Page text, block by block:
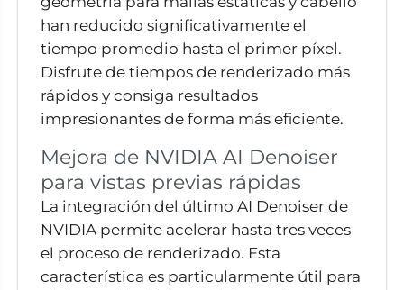
han reducido significativamente el
tiempo promedio hasta el primer píxel.
Disfrute de tiempos de renderizado más
rápidos y consiga resultados
impresionantes de forma más eficiente.
Mejora de NVIDIA AI Denoiser
para vistas previas rápidas
La integración del último AI Denoiser de
NVIDIA permite acelerar hasta tres veces
el proceso de renderizado. Esta
característica es particularmente útil para